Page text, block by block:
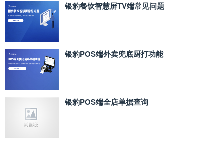
银豹餐饮智慧屏TV端常见问题
银豹POS端外卖兜底厨打功能
银豹POS端全店单据查询